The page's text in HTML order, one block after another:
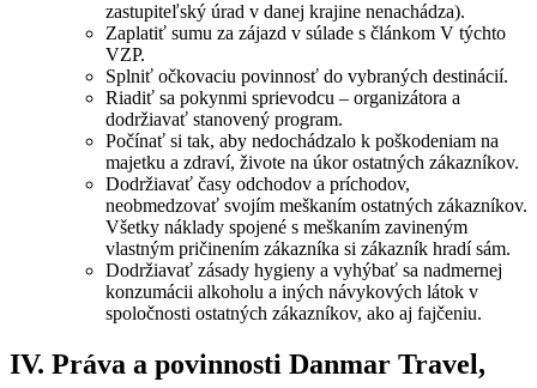
zastupiteľský úrad v danej krajine nenachádza).
Zaplatiť sumu za zájazd v súlade s článkom V týchto
VZP.
Splniť očkovaciu povinnosť do vybraných destinácií.
Riadiť sa pokynmi sprievodcu – organizátora a
dodržiavať stanovený program.
Počínať si tak, aby nedochádzalo k poškodeniam na
majetku a zdraví, živote na úkor ostatných zákazníkov.
Dodržiavať časy odchodov a príchodov,
neobmedzovať svojím meškaním ostatných zákazníkov.
Všetky náklady spojené s meškaním zavineným
vlastným pričinením zákazníka si zákazník hradí sám.
Dodržiavať zásady hygieny a vyhýbať sa nadmernej
konzumácii alkoholu a iných návykových látok v
spoločnosti ostatných zákazníkov, ako aj fajčeniu.
IV. Práva a povinnosti Danmar Travel,